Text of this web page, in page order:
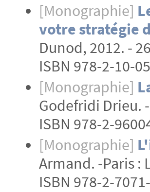
[Monographie]
votre stratégie
Dunod, 2012. -
ISBN 978-2-10-
[Monographie]
Godefridi Drieu.
ISBN 978-2-
[Monographie]
Armand. -Paris :
ISBN 978-2-